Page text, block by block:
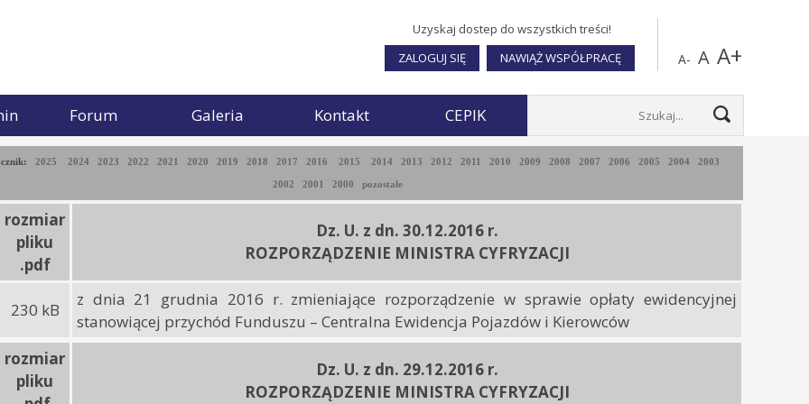
A- A A+
Uzyskaj dostep do wszystkich treści!
ZALOGUJ SIĘ
NAWIĄŻ WSPÓŁPRACĘ
Forum Galeria Kontakt CEPIK
2025 2024 2023 2022 2021 2020 2019 2018 2017 2016 2015 2014 2013 2012 2011 2010 2009 2008 2007 2006 2005 2004 2003
2002 2001 2000 pozostałe
rozmiar
pliku
.pdf
Dz. U. z dn. 30.12.2016 r.
ROZPORZĄDZENIE MINISTRA CYFRYZACJI
230 kB
z dnia 21 grudnia 2016 r. zmieniające rozporządzenie w sprawie opłaty ewidencyjnej
stanowiącej przychód Funduszu – Centralna Ewidencja Pojazdów i Kierowców
rozmiar
pliku
Dz. U. z dn. 29.12.2016 r.
ROZPORZĄDZENIE MINISTRA CYFRYZACJI